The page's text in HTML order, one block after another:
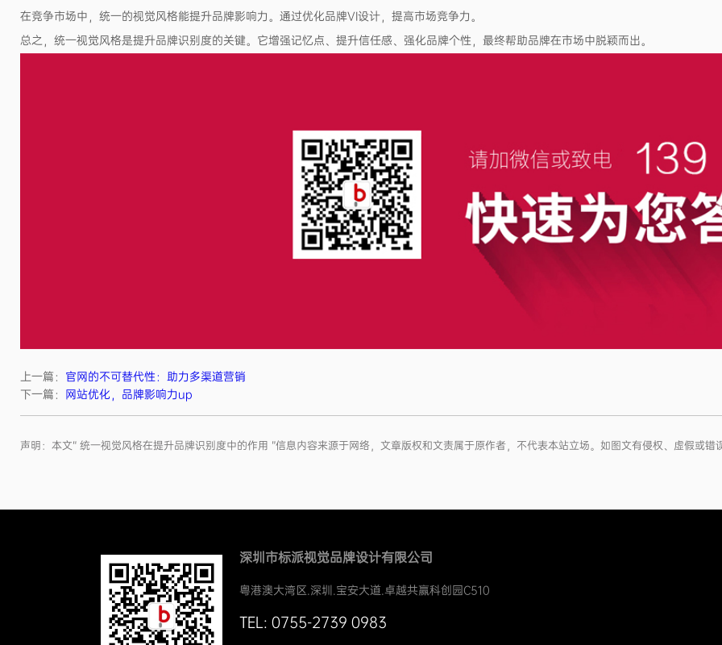
在竞争市场中，统一的视觉风格能提升品牌影响力。通过优化品牌VI设计，提高市场竞争力。
总之，统一视觉风格是提升品牌识别度的关键。它增强记忆点、提升信任感、强化品牌个性，最终帮助品牌在市场中脱颖而出。
上一篇： 官网的不可替代性：助力多渠道营销
下一篇： 网站优化，品牌影响力up
声明：本文“ 统一视觉风格在提升品牌识别度中的作用 ”信息内容来源于网络，文章版权和文责属于原作者，不代表本站立场。如图文有侵权、虚假或
深圳市标派视觉品牌设计有限公司
粤港澳大湾区.深圳.宝安大道.卓越共赢科创园C510
TEL: 0755-2739 0983